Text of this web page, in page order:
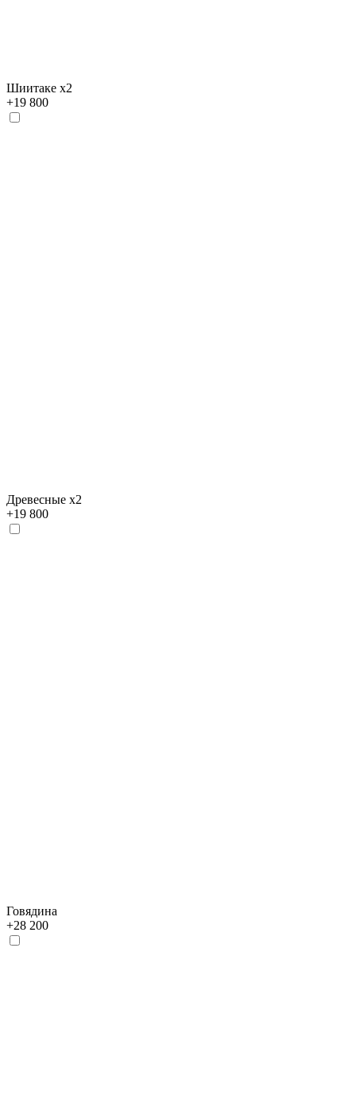
Шиитаке х2
+19 800
Древесные х2
+19 800
Говядина
+28 200